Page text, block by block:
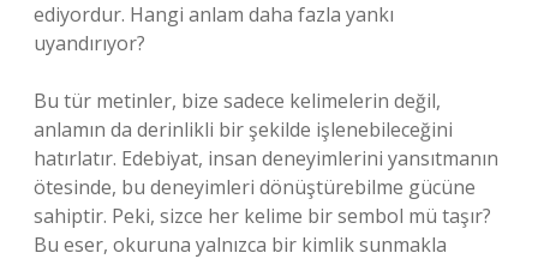
ediyordur. Hangi anlam daha fazla yankı
uyandırıyor?
Bu tür metinler, bize sadece kelimelerin değil,
anlamın da derinlikli bir şekilde işlenebileceğini
hatırlatır. Edebiyat, insan deneyimlerini yansıtmanın
ötesinde, bu deneyimleri dönüştürebilme gücüne
sahiptir. Peki, sizce her kelime bir sembol mü taşır?
Bu eser, okuruna yalnızca bir kimlik sunmakla